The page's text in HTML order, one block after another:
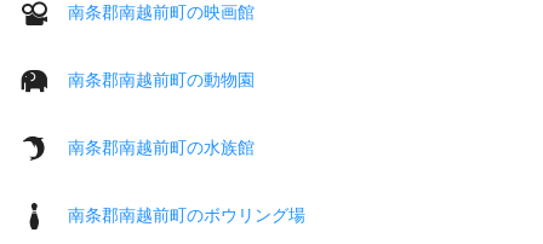
南条郡南越前町の映画館
南条郡南越前町の動物園
南条郡南越前町の水族館
南条郡南越前町のボウリング場